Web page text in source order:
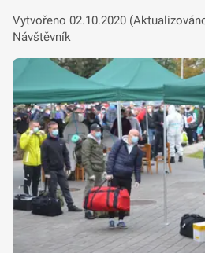
Vytvořeno 02.10.2020
Návštěvník